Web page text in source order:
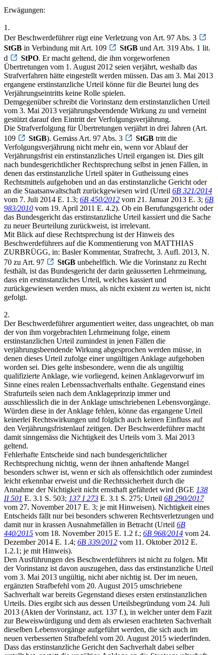
Erwägungen:
1.
Der Beschwerdeführer rügt eine Verletzung von Art. 97 Abs. 3
StGB in Verbindung mit Art. 109 StGB und Art. 319 Abs. 1 lit.
d
StPO. Er macht geltend, die ihm vorgeworfenen
Übertretungen vom 1. August 2012 seien verjährt, weshalb das
Strafverfahren hätte eingestellt werden müssen. Das am 3. Mai 2013
ergangene erstinstanzliche Urteil könne für die Beurtei lung des
Verjährungseintritts keine Rolle spielen.
Demgegenüber schreibt die Vorinstanz dem erstinstanzlichen Urteil
vom 3. Mai 2013 verjährungsbeendende Wirkung zu und verneint
gestützt darauf den Eintritt der Verfolgungsverjährung.
Die Strafverfolgung für Übertretungen verjährt in drei Jahren (Art.
109
StGB). Gemäss Art. 97 Abs. 3 StGB tritt die
Verfolgungsverjährung nicht mehr ein, wenn vor Ablauf der
Verjährungsfrist ein erstinstanzliches Urteil ergangen ist. Dies gilt
nach bundesgerichtlicher Rechtsprechung selbst in jenen Fällen, in
denen das erstinstanzliche Urteil später in Gutheissung eines
Rechtsmittels aufgehoben und an das erstinstanzliche Gericht oder
an die Staatsanwaltschaft zurückgewiesen wird (Urteil 6B 321/2014
vom 7. Juli 2014 E. 1.3; 6B 450/2012 vom 21. Januar 2013 E. 3; 6B
983/2010 vom 19. April 2011 E. 4.2). Ob ein Berufungsgericht oder
das Bundesgericht das erstinstanzliche Urteil kassiert und die Sache
zu neuer Beurteilung zurückweist, ist irrelevant.
Mit Blick auf diese Rechtsprechung ist der Hinweis des
Beschwerdeführers auf die Kommentierung von MATTHIAS
ZURBRÜGG, in: Basler Kommentar, Strafrecht, 3. Aufl. 2013, N.
70 zu Art. 97
StGB unbehelflich. Wie die Vorinstanz zu Recht
festhält, ist das Bundesgericht der darin geäusserten Lehrmeinung,
dass ein erstinstanzliches Urteil, welches kassiert und
zurückgewiesen werden muss, als nicht existent zu werten ist, nicht
gefolgt.
2.
Der Beschwerdeführer argumentiert weiter, dass ungeachtet, ob man
der von ihm vorgebrachten Lehrmeinung folge, einem
erstinstanzlichen Urteil zumindest in jenen Fällen die
verjährungsbeendende Wirkung abgesprochen werden müsse, in
denen dieses Urteil zufolge einer ungültigen Anklage aufgehoben
worden sei. Dies gelte insbesondere, wenn die als ungültig
qualifizierte Anklage, wie vorliegend, keinen Anklagevorwurf im
Sinne eines realen Lebenssachverhalts enthalte. Gegenstand eines
Strafurteils seien nach dem Anklageprinzip immer und
ausschliesslich die in der Anklage umschriebenen Lebensvorgänge.
Würden diese in der Anklage fehlen, könne das ergangene Urteil
keinerlei Rechtswirkungen und folglich auch keinen Einfluss auf
den Verjährungsfristenlauf zeitigen. Der Beschwerdeführer macht
damit sinngemäss die Nichtigkeit des Urteils vom 3. Mai 2013
geltend.
Fehlerhafte Entscheide sind nach bundesgerichtlicher
Rechtsprechung nichtig, wenn der ihnen anhaftende Mangel
besonders schwer ist, wenn er sich als offensichtlich oder zumindest
leicht erkennbar erweist und die Rechtssicherheit durch die
Annahme der Nichtigkeit nicht ernsthaft gefährdet wird (BGE 138
II 501 E. 3.1 S. 503; 137 I 273 E. 3.1 S. 275; Urteil 6B 290/2017
vom 27. November 2017 E. 3; je mit Hinweisen). Nichtigkeit eines
Entscheids fällt nur bei besonders schweren Rechtsverletzungen und
damit nur in krassen Ausnahmefällen in Betracht (Urteil 6B
440/2015 vom 18. November 2015 E. 1.2 f.; 6B 968/2014 vom 24.
Dezember 2014 E. 1.4; 6B 339/2012 vom 11. Oktober 2012 E.
1.2.1; je mit Hinweis).
Den Ausführungen des Beschwerdeführers ist nicht zu folgen. Mit
der Vorinstanz ist davon auszugehen, dass das erstinstanzliche Urteil
vom 3. Mai 2013 ungültig, nicht aber nichtig ist. Der im neuen,
ergänzten Strafbefehl vom 20. August 2015 umschriebene
Sachverhalt war bereits Gegenstand dieses ersten erstinstanzlichen
Urteils. Dies ergibt sich aus dessen Urteilsbegründung vom 24. Juli
2013 (Akten der Vorinstanz, act. 137 f.), in welcher unter dem Fazit
zur Beweiswürdigung und dem als erwiesen erachteten Sachverhalt
dieselben Lebensvorgänge aufgeführt werden, die sich auch im
neuen verbesserten Strafbefehl vom 20. August 2015 wiederfinden.
Dass das erstinstanzliche Gericht den Sachverhalt dabei selber